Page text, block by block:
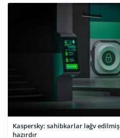
Kaspersky: sahibkarlar ləğv
hazırdır